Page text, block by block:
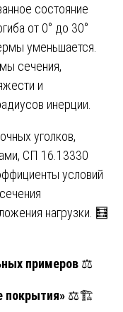
состояние
от 0° до 30°
уменьшается.
сечения,
и
инерции.
уголков,
СП 16.13330
условий
нагрузки. 🧮
примеров ⚖️
покрытия» ⚖️🏗️